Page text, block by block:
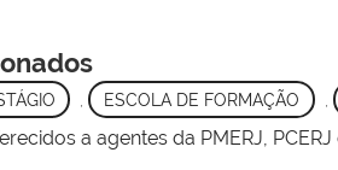
, ESCOLA DE FORMAÇÃO ,
a agentes da PMERJ, PCERJ